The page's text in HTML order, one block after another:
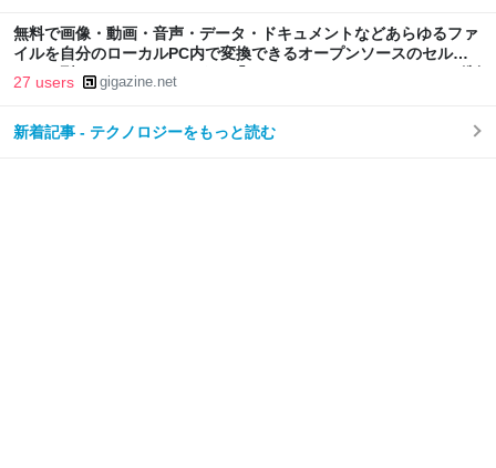
無料で画像・動画・音声・データ・ドキュメントなどあらゆるファ
イルを自分のローカルPC内で変換できるオープンソースのセルフ
ホスト型ファイルコンバーター「Transmute」、ファイルサイズ制
限や透かしの追加など一切なしでユーザー作成も可能
27 users gigazine.net
新着記事 - テクノロジーをもっと読む